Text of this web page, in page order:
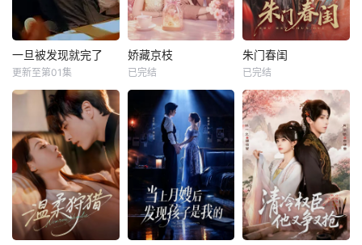
一旦被发现就完了
更新至第01集
娇藏京枝
已完结
朱门春闺
已完结